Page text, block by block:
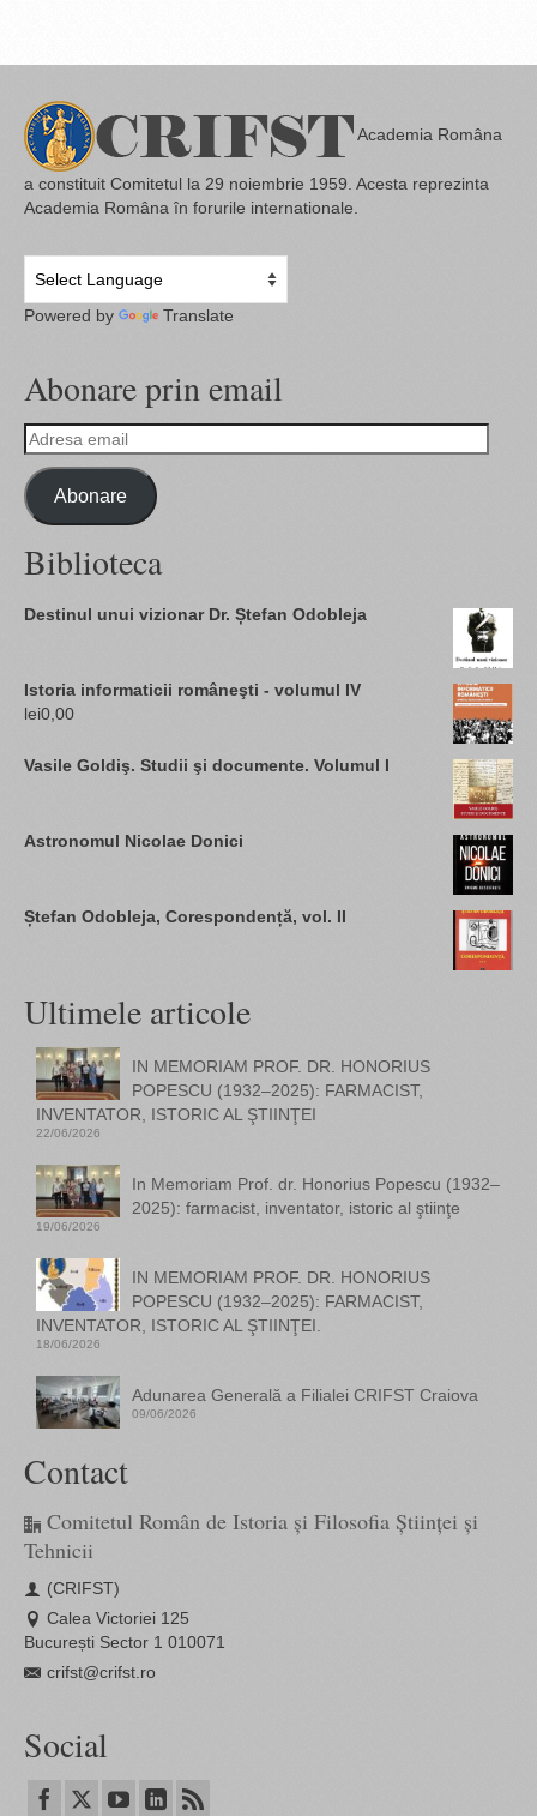
Academia Româna
a constituit Comitetul la 29 noiembrie 1959. Acesta reprezinta
Academia Româna în forurile internationale.
Powered by Translate
Abonare prin email
Adresa
email
Abonare
Biblioteca
Destinul unui vizionar Dr. Ștefan Odobleja
Istoria informaticii româneşti - volumul IV
lei0,00
Vasile Goldiş. Studii şi documente. Volumul I
Astronomul Nicolae Donici
Ștefan Odobleja, Corespondență, vol. II
Ultimele articole
IN MEMORIAM PROF. DR. HONORIUS
POPESCU (1932–2025): FARMACIST,
INVENTATOR, ISTORIC AL ŞTIINŢEI
22/06/2026
In Memoriam Prof. dr. Honorius Popescu (1932–
2025): farmacist, inventator, istoric al ştiinţe
19/06/2026
IN MEMORIAM PROF. DR. HONORIUS
POPESCU (1932–2025): FARMACIST,
INVENTATOR, ISTORIC AL ŞTIINŢEI.
18/06/2026
Adunarea Generală a Filialei CRIFST Craiova
09/06/2026
Contact
Comitetul Român de Istoria și Filosofia Științei și
Tehnicii
(CRIFST)
Calea Victoriei 125
București Sector 1 010071
crifst@crifst.ro
Social